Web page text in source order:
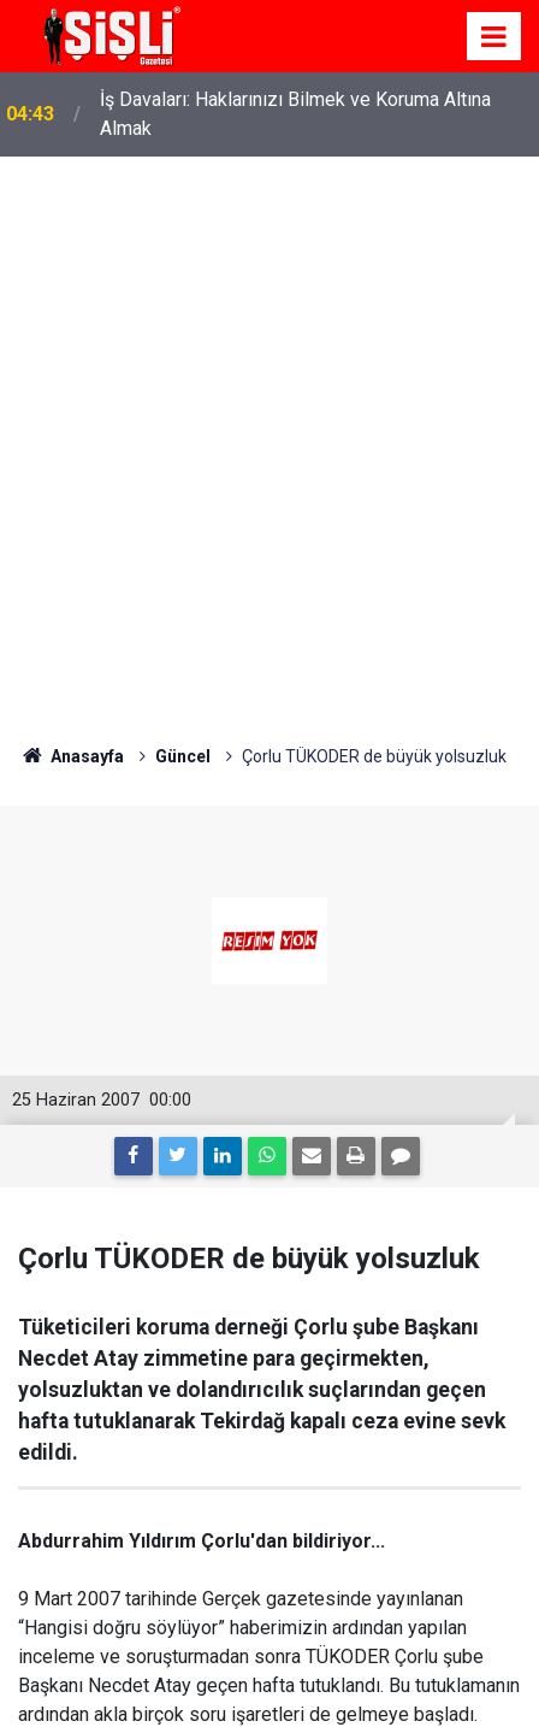
04:43
İş Davaları: Haklarınızı Bilmek ve Koruma Altına
Almak
Anasayfa Güncel Çorlu TÜKODER de büyük yolsuzluk
00:00
25 Haziran 2007
Çorlu TÜKODER de büyük yolsuzluk
Tüketicileri koruma derneği Çorlu şube Başkanı
Necdet Atay zimmetine para geçirmekten,
yolsuzluktan ve dolandırıcılık suçlarından geçen
hafta tutuklanarak Tekirdağ kapalı ceza evine sevk
edildi.
Abdurrahim Yıldırım Çorlu'dan bildiriyor...
9 Mart 2007 tarihinde Gerçek gazetesinde yayınlanan
“Hangisi doğru söylüyor” haberimizin ardından yapılan
inceleme ve soruşturmadan sonra TÜKODER Çorlu şube
Başkanı Necdet Atay geçen hafta tutuklandı. Bu tutuklamanın
ardından akla birçok soru işaretleri de gelmeye başladı.